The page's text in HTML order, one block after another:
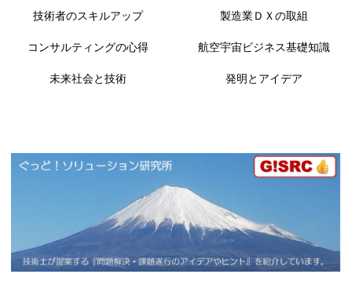
技術者のスキルアップ 製造業ＤＸの取組
コンサルティングの心得 航空宇宙ビジネス基礎知識
未来社会と技術 発明とアイデア